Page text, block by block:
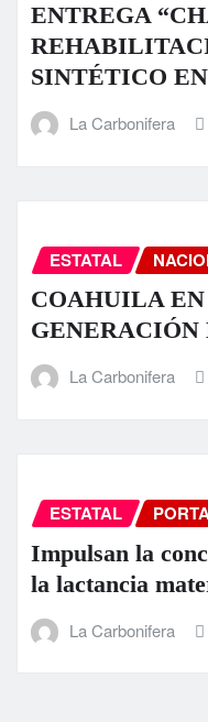
ENTREGA
SINTÉTICO
La Carbonifera
ESTATAL
COAHUILA EN
GENERACIÓN
La Carbonifera
ESTATAL
Impulsan la
la lactancia
La Carbonifera